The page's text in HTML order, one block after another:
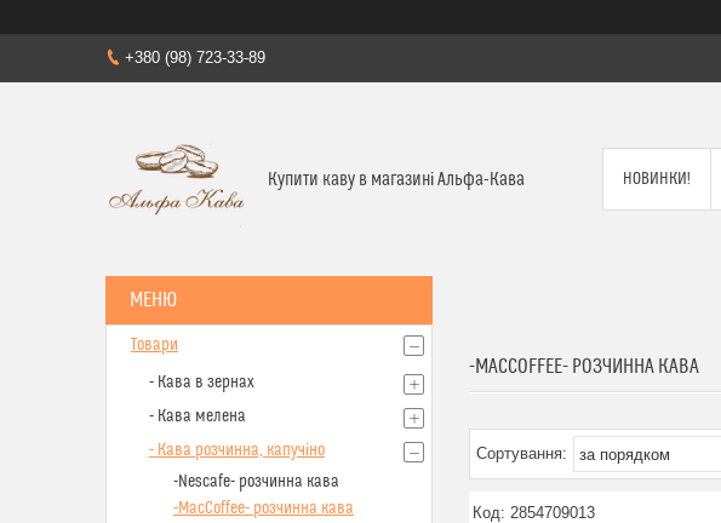
+380 (98) 723-33-89
Купити каву в магазині Альфа-Кава НОВИНКИ!
-MACCOFFEE- РОЗЧИННА КАВА
2854709013
Товари
- Кава в зернах
- Кава мелена
- Кава розчинна, капучіно
-Nescafe- розчинна кава
-MacCoffee- розчинна кава